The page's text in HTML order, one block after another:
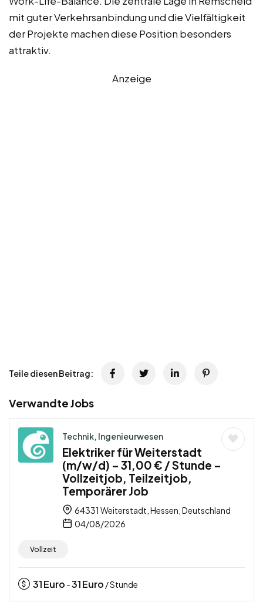
mit guter Verkehrsanbindung und die Vielfältigkeit
der Projekte machen diese Position besonders
attraktiv.
Anzeige
Teile diesen Beitrag:
Verwandte Jobs
Technik, Ingenieurwesen
Elektriker für Weiterstadt
(m/w/d) – 31,00 € / Stunde –
Vollzeitjob, Teilzeitjob,
Temporärer Job
64331 Weiterstadt, Hessen, Deutschland
04/08/2026
Vollzeit
31Euro -31Euro / Stunde